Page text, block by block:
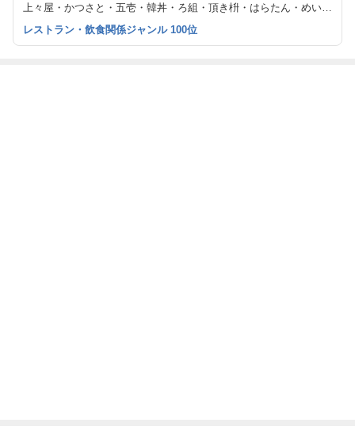
上々屋・かつさと・五壱・韓丼・ろ組・頂き枡・はらたん・めいと
しています。
レストラン・飲食関係ジャンル 100位